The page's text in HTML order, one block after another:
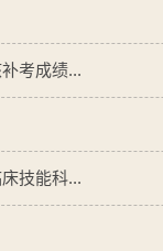
考成绩...
技能科...